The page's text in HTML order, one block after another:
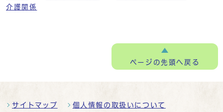
介護関係
ページの先頭へ戻る
サイトマップ 個人情報の取扱いについて